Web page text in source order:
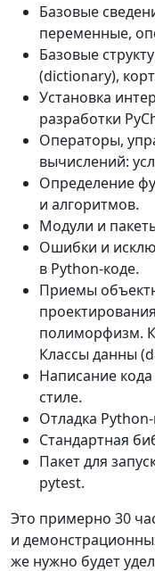
Базовые
переменные,
Базовые
(dictionary),
Установка
разработки
Операторы,
вычислений:
Определение
и алгоритмов.
Модули и
Ошибки и
в Python-коде.
Приемы
полиморфизм.
Классы данны
Написание
стиле.
Отладка
Стандартная
Пакет для
pytest.
Это примерно 30
и
же нужно будет